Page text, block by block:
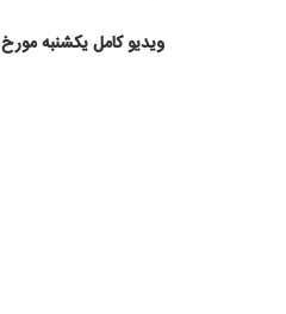
ویدیو کامل یکشنبه مورخ ۱۴۰۳/۰۴/۳۱(